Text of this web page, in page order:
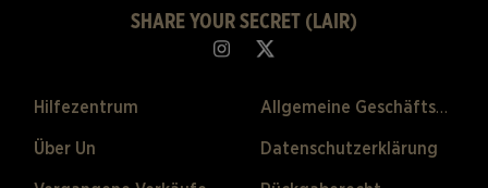
SHARE YOUR SECRET (LAIR)
Hilfezentrum
Über Un
Allgemeine Geschäftsbedingungen
Datenschutzerklärung